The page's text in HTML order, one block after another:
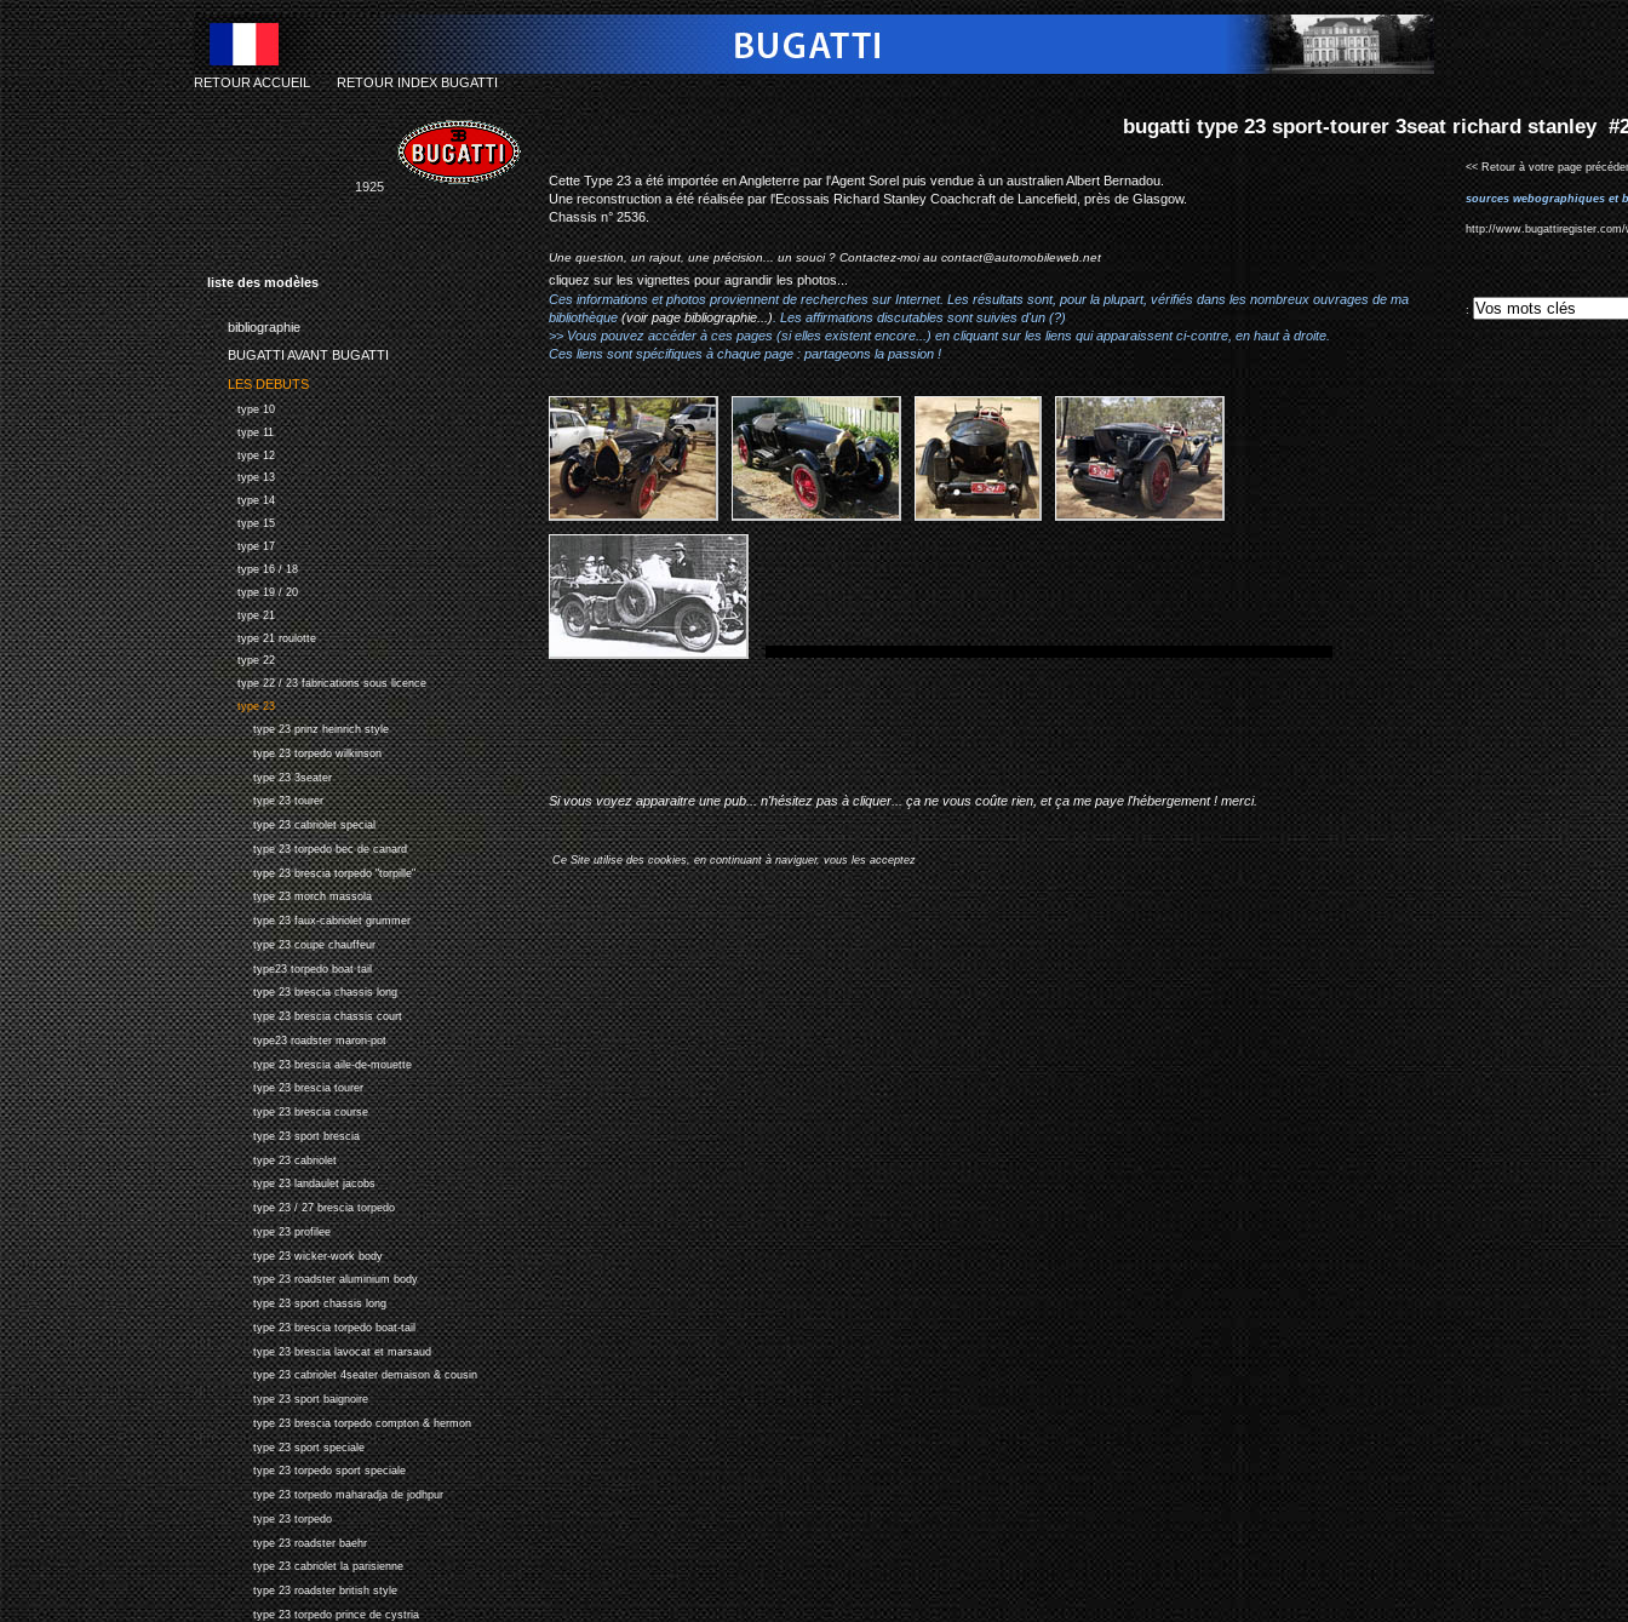
liste des modèles
bibliographie
BUGATTI AVANT BUGATTI
LES DEBUTS
type 10
type 11
type 12
type 13
type 14
type 15
type 17
type 16 / 18
type 19 / 20
type 21
type 21 roulotte
type 22
type 22 / 23 fabrications sous licence
type 23
type 23 prinz heinrich style
type 23 torpedo wilkinson
type 23 3seater
type 23 tourer
type 23 cabriolet special
type 23 torpedo bec de canard
type 23 brescia torpedo "torpille"
type 23 morch massola
type 23 faux-cabriolet grummer
type 23 coupe chauffeur
type23 torpedo boat tail
type 23 brescia chassis long
type 23 brescia chassis court
type23 roadster maron-pot
type 23 brescia aile-de-mouette
type 23 brescia tourer
type 23 brescia course
type 23 sport brescia
type 23 cabriolet
type 23 landaulet jacobs
type 23 / 27 brescia torpedo
type 23 profilee
type 23 wicker-work body
type 23 roadster aluminium body
type 23 sport chassis long
type 23 brescia torpedo boat-tail
type 23 brescia lavocat et marsaud
type 23 cabriolet 4seater demaison & cousin
type 23 sport baignoire
type 23 brescia torpedo compton & hermon
type 23 sport speciale
type 23 torpedo sport speciale
type 23 torpedo maharadja de jodhpur
type 23 torpedo
type 23 roadster baehr
type 23 cabriolet la parisienne
type 23 roadster british style
type 23 torpedo prince de cystria
bugatti type 23 sport-tourer 3seat richard stanley #2536
RETOUR ACCUEIL-RETOUR INDEX BUGATTI
1925
Cette Type 23 a été importée en Angleterre par l'Agent Sorel puis vendue à un australien Albert Bernadou.
Une reconstruction a été réalisée par l'Ecossais Richard Stanley Coachcraft de Lancefield, près de Glasgow.
Chassis n° 2536.
Une question, un rajout, une précision... un souci ? Contactez-moi aucontact@automobileweb.net
cliquez sur les vignettes pour agrandir les photos...
Ces informations et photos proviennent de recherches sur Internet. Les résultats sont, pour la plupart, vérifiés dans les nombreux ouvrages de ma
bibliothèque(voir page bibliographie...). Les affirmations discutables sont suivies d'un (?)
>> Vous pouvez accéder à ces pages (si elles existent encore...) en cliquant sur les liens qui apparaissent ci-contre, en haut à droite.
Ces liens sont spécifiques à chaque page : partageons la passion !
Si vous voyez apparaitre une pub... n'hésitez pas à cliquer... ça ne vous coûte rien, et ça me paye l'hébergement ! merci.
Ce Site utilise des cookies, en continuant à naviguer, vous les acceptez
<< Retour à votre page
sources webographiques et
http://
: